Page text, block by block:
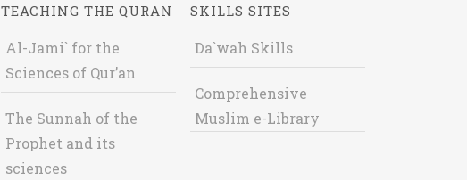
TEACHING THE QURAN
Al-Jami` for the
Sciences of Qur’an
The Sunnah of the
Prophet and its
sciences
SKILLS SITES
Da`wah Skills
Comprehensive
Muslim e-Library